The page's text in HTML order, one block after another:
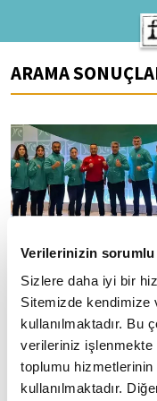
Verilerinizin sorumlu
Sizlere daha iyi bir
Sitemizde kendimize
kullanılmaktadır. Bu
verileriniz işlenmekte
toplumu hizmetlerinin
kullanılmaktadır.
ARAMA
Brezilya'da Tarihi
Madalya Türkiye'nin
Brezilya'nın başkenti
düzenlenen FISU Dünya
Üniversiteler Combat
Şampiyonası'nda Türk
takımı...